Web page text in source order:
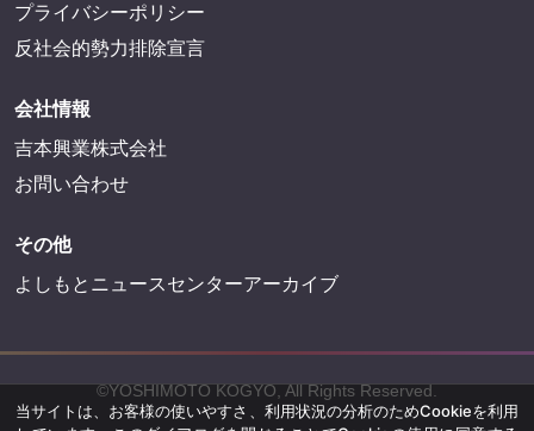
プライバシーポリシー
反社会的勢力排除宣言
会社情報
吉本興業株式会社
お問い合わせ
その他
よしもとニュースセンターアーカイブ
©YOSHIMOTO KOGYO, All Rights Reserved.
当サイトは、お客様の使いやすさ、利用状況の分析のためCookieを利用